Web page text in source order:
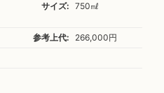
サイズ: 750㎖
参考上代:
266,000円